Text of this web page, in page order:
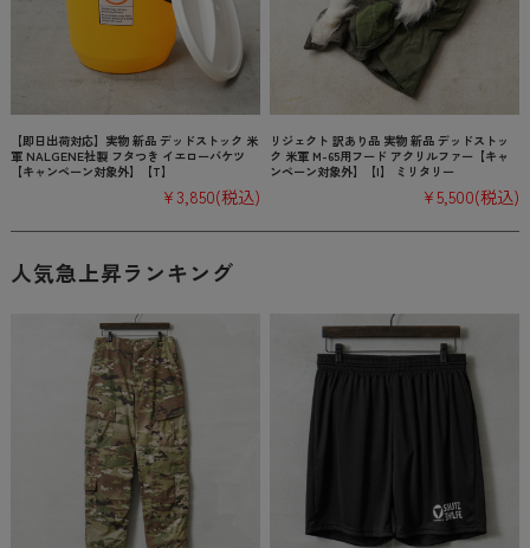
【即日出荷対応】実物 新品 デッドストック 米
軍 NALGENE社製 フタつき イエローバケツ
【キャンペーン対象外】【T】
¥3,850(税込)
リジェクト 訳あり品 実物 新品 デッドストッ
ク 米軍 M-65用フード アクリルファー【キャ
ンペーン対象外】【I】 ミリタリー
¥5,500(税込)
人気急上昇ランキング